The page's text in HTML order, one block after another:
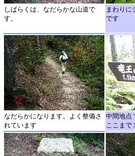
しばらくは、なだらかな山道で
す。
まわりに
です
なだらかになります。よく整備さ
れています
中間地点
ここまで